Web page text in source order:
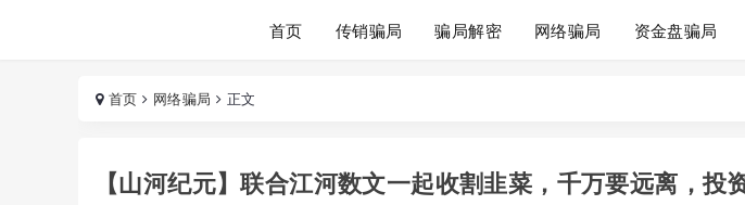
首页 传销骗局 骗局解密 网络骗局 资金盘骗局
首页 网络骗局 正文
【山河纪元】联合江河数文一起收割韭菜，千万要远离，投